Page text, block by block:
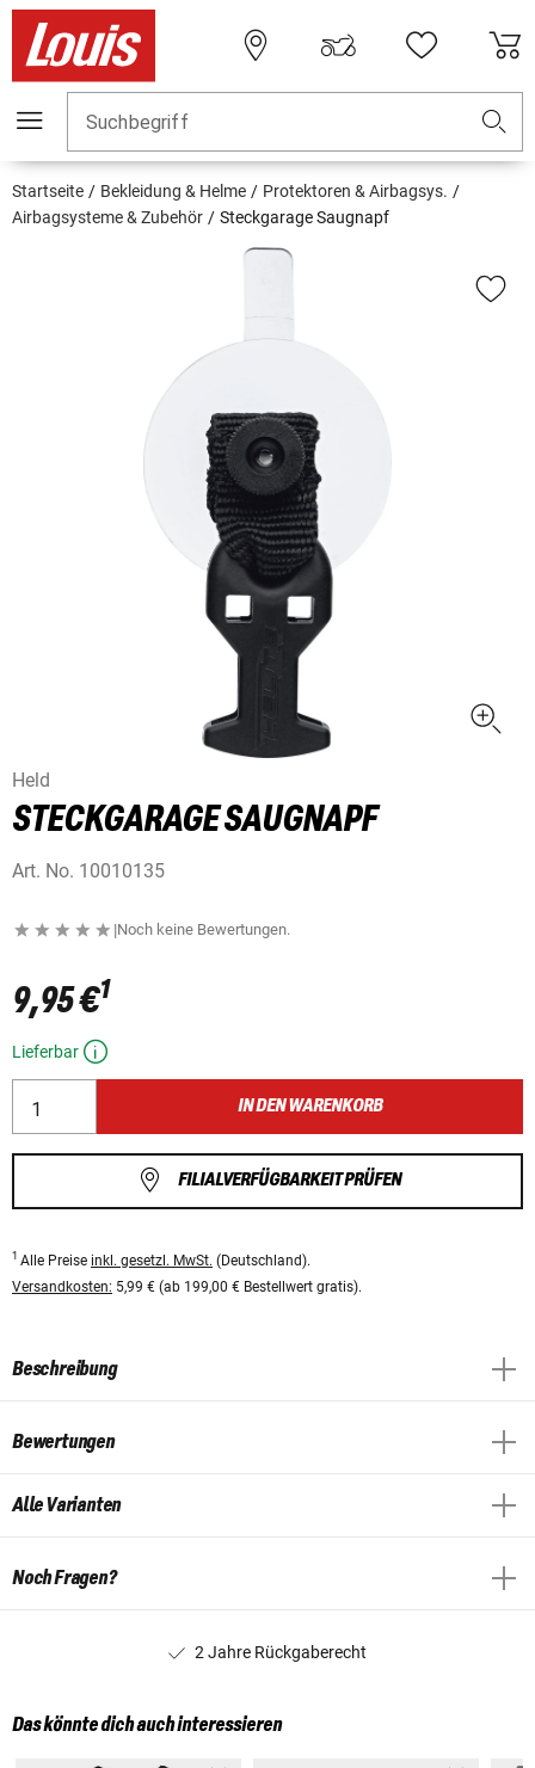
Suchbegriff
Startseite Bekleidung & Helme
Protektoren & Airbagsys.
Airbagsysteme & Zubehör
Steckgarage Saugnapf
Held
STECKGARAGE SAUGNAPF
Art. No. 10010135
|Noch keine Bewertungen.
9,95 €1
Lieferbar
IN DEN WARENKORB
FILIALVERFÜGBARKEIT PRÜFEN
1 Alle Preise inkl. gesetzl. MwSt. (Deutschland).
Versandkosten: 5,99 € (ab 199,00 € Bestellwert gratis).
Beschreibung
Bewertungen
Alle Varianten
Noch Fragen?
2 Jahre Rückgaberecht
Das könnte dich auch interessieren